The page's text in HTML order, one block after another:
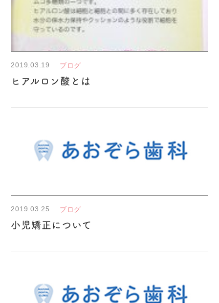
2019.03.19 ブログ
ヒアルロン酸とは
2019.03.25 ブログ
小児矯正について